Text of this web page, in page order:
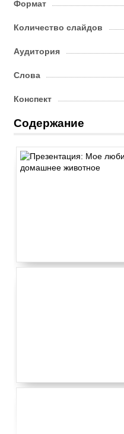
Формат
Количество слайдов
Аудитория
Слова
Конспект
Содержание